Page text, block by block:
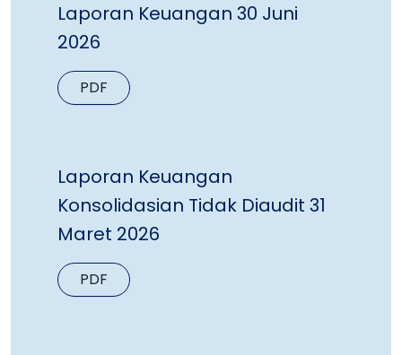
Laporan Keuangan 30 Juni
2026
PDF
Laporan Keuangan
Konsolidasian Tidak Diaudit 31
Maret 2026
PDF